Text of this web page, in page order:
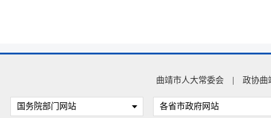
曲靖市人大常委会 政协曲
国务院部门网站 各省市政府网站